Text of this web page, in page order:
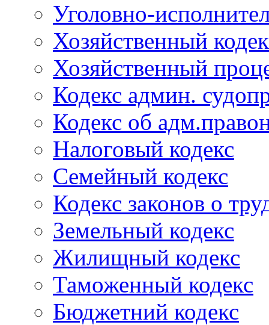
Уголовно-
Хозяйственный
Хозяйственный
Кодекс админ.
Кодекс об
Налоговый кодекс
Семейный кодекс
Кодекс законов о
Земельный кодекс
Жилищный кодекс
Таможенный кодекс
Бюджетний кодекс